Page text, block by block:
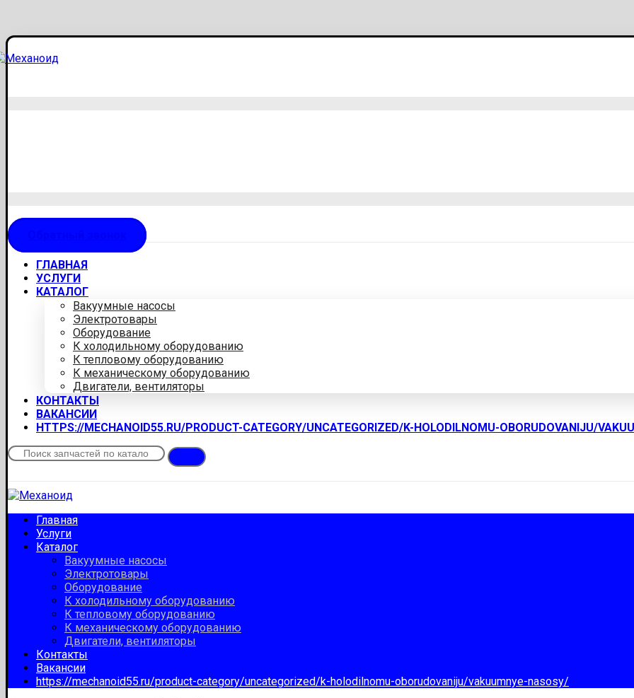
ГЛАВНАЯ
УСЛУГИ
КАТАЛОГ
Вакуумные насосы
Электротовары
Оборудование
К холодильному оборудованию
К тепловому оборудованию
К механическому оборудованию
Двигатели, вентиляторы
КОНТАКТЫ
ВАКАНСИИ
HTTPS://MECHANOID55.RU/PRODUCT-CATEGORY/UNCATEGORIZED/K-HOLODILNOMU-OBORUDOVANIJU/
Главная
Услуги
Каталог
Вакуумные насосы
Электротовары
Оборудование
К холодильному оборудованию
К тепловому оборудованию
К механическому оборудованию
Двигатели, вентиляторы
Контакты
Вакансии
https://mechanoid55.ru/product-category/uncategorized/k-holodilnomu-oborudovaniju/vakuumnye-nasosy/